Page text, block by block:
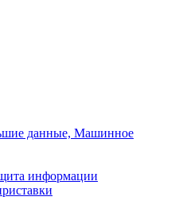
данные, Машинное
информации